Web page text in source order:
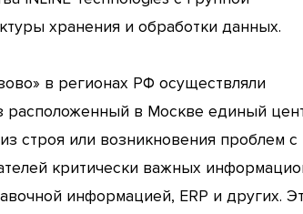
хранения и обработки данных.
в регионах РФ осуществляли
расположенный в Москве единый
строя или возникновения проблем
критически важных
информацией, ERP и